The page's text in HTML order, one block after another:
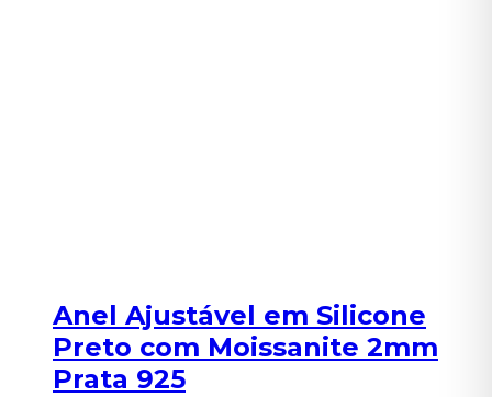
Anel Ajustável em Silicone
Preto com Moissanite 2mm
Prata 925